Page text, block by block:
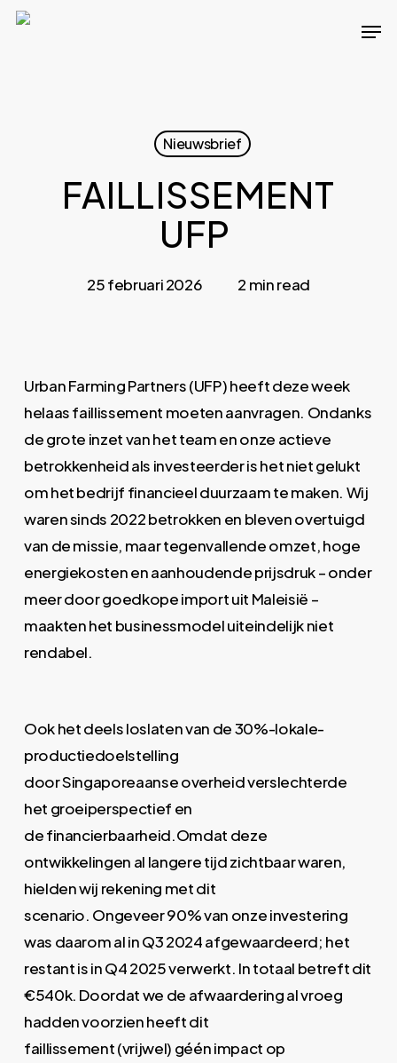
Skip
Nieuwsbrief
FAILLISSEMENT
UFP
25 februari 2026 2 min read
Urban Farming Partners (UFP) heeft deze week
helaas faillissement moeten aanvragen. Ondanks
de grote inzet van het team en onze actieve
betrokkenheid als investeerder is het niet gelukt
om het bedrijf financieel duurzaam te maken. Wij
waren sinds 2022 betrokken en bleven overtuigd
van de missie, maar tegenvallende omzet, hoge
energiekosten en aanhoudende prijsdruk – onder
meer door goedkope import uit Maleisië –
maakten het businessmodel uiteindelijk niet
rendabel.
Ook het deels loslaten van de 30%-lokale-
productiedoelstelling
door Singaporeaanse overheid verslechterde
het groeiperspectief en
de financierbaarheid.Omdat deze
ontwikkelingen al langere tijd zichtbaar waren,
hielden wij rekening met dit
scenario. Ongeveer 90% van onze investering
was daarom al in Q3 2024 afgewaardeerd; het
restant is in Q4 2025 verwerkt. In totaal betreft dit
€540k. Doordat we de afwaardering al vroeg
hadden voorzien heeft dit
faillissement (vrijwel) géén impact op